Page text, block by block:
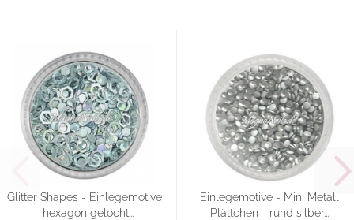
Glitter Shapes - Einlegemotive
- hexagon gelocht...
Einlegemotive - Mini Metall
Plättchen - rund silber...